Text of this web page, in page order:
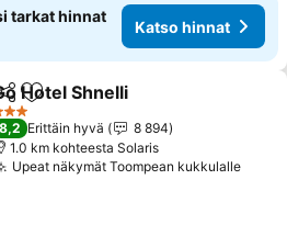
tarkat hinnat
Katso hinnat
Lisää suosikkeihin
Hotel Shnelli
Tähtiluokitus
8,2 Erittäin hyvä
8 894
1.0 km kohteesta Solaris
Upeat näkymät Toompean kukkulalle